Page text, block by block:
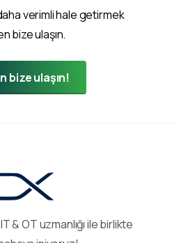
verimli hale getirmek
bize ulaşın.
bize ulaşın!
& OT uzmanlığı ile birlikte